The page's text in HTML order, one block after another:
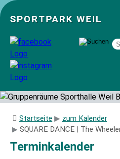
SPORTPARK WEIL
Über uns
Startseite
Startseite
zum Kalender
SQUARE DANCE | The
Terminkalender